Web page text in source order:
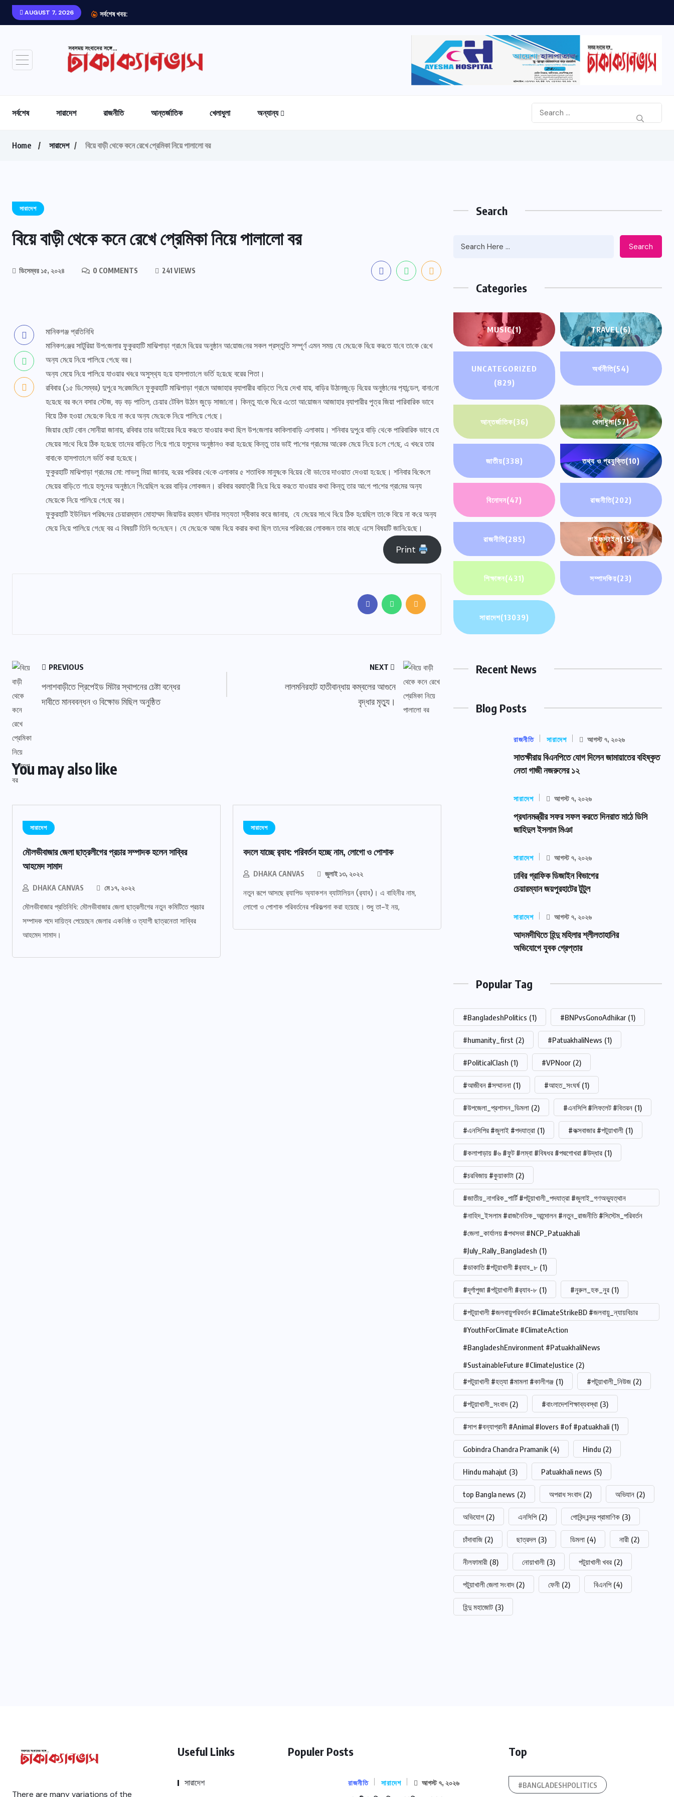
AUGUST 7, 2026 সর্বশেষ খবর:
সর্বশেষ সারাদেশ রাজনীতি আন্তর্জাতিক খেলাধুলা অন্যান্য
Home সারাদেশ বিয়ে বাড়ী থেকে কনে রেখে প্রেমিকা নিয়ে পালালো বর
সারাদেশ
বিয়ে বাড়ী থেকে কনে রেখে প্রেমিকা নিয়ে পালালো বর
ডিসেম্বর ১৫, ২০২৪ 0 COMMENTS 241 VIEWS
মানিকগঞ্জ প্রতিনিধি
মা‌নিকগ‌ঞ্জের সাটু‌রিয়া উপ‌জেলার ফুকুরহা‌টি মা‌ঝিপাড়া গ্রা‌মে বি‌য়ের অনুষ্ঠা‌ন আ‌য়োজ‌নের সকল প্রস্তু‌তি সম্পূর্ণ এমন সময় যে মে‌য়ে‌কে বি‌য়ে কর‌তে যা‌বে তা‌কে রে‌খে
অন‌্য মে‌য়ে নি‌য়ে পা‌লি‌য়ে গে‌ছে বর।
অন‌্য মেয়ে নি‌য়ে পা‌লি‌য়ে যাওয়ার খব‌রে অসুস্থ‌্য হ‌য়ে হাসপাতা‌লে ভ‌র্তি হ‌য়ে‌ছে বরের পিতা।
র‌বিবার (১৫ ডি‌সেম্বর) দুপু‌রে স‌রেজ‌মি‌নে ফুকুরহা‌টি মা‌ঝিপাড়া গ্রা‌মে আজাহার ব‌্যাপারীর বা‌ড়িতে গি‌য়ে দেখা যায়, বা‌ড়ির উঠানজু‌ড়ে বি‌য়ের অনুষ্ঠা‌নের প‌্যা‌ন্ডেল, বানা‌নো
হ‌য়ে‌ছে বর ক‌নে বসার স্টেজ, বড় বড় পা‌তিল, চেয়ার টে‌বিল উঠান জুড়ে সাজা‌নো। কিন্তু যা‌কে ঘি‌রে এ‌তো আ‌য়োজন আজাহার ব‌্যাপা‌রীর পুত্র জিয়া পারিবারিক ভাবে
বিয়ে ঠিক হওয়া মে‌য়ে‌কে বি‌য়ে না ক‌রে অন‌্য মে‌য়ে‌কে নি‌য়ে পা‌লি‌য়ে গে‌ছে।
জিয়ার ছোট বোন সোনীয়া জানায়, র‌বিবার তার ভাইয়ের বি‌য়ে কর‌তে যাওয়ার কথা ছিল উপ‌জেলার কা‌কিলাবা‌ড়ি এলাকায়। শ‌নিবার দুপু‌রে বা‌ড়ি থে‌কে পা‌রিবা‌রিক ভাবে যে
মে‌য়ে‌র সা‌থে বি‌য়ে ঠিক হ‌য়ে‌ছে তা‌দের বা‌ড়ি‌তে গি‌য়ে গা‌য়ে হলুদের অনুষ্ঠানও করা হ‌য়ে‌ছে কিন্তু তার ভাই পা‌শের গ্রা‌মের আ‌রেক মে‌য়ে নি‌য়ে চ‌লে গে‌ছে, এ খব‌রে তার
বাবা‌কে হাসপাতা‌লে ভ‌র্তি করা হ‌য়ে‌ছে।
ফুকুরহা‌টি মা‌ঝিপাড়া গ্রা‌মের মো: লাভলু মিয়া জানায়, ব‌রের প‌রিবার থে‌কে এলাকার ৫ শতা‌ধিক মানুষ‌কে বি‌য়ের বৌ ভা‌তের দাওয়াত দেওয়া হ‌য়ে‌ছে। শনিবার বি‌কে‌লে
মে‌য়ের বা‌ড়ি‌তে গা‌য়ে হলু‌দের অনুষ্ঠা‌নে গি‌য়ে‌ছিল ব‌রের বা‌ড়ির লোকজন। র‌বিবার বরযাত্রী নি‌য়ে বি‌য়ে কর‌তে যাওয়ার কথা কিন্তু তার আ‌গে পা‌শের গ্রা‌মের অন‌্য
মে‌য়ে‌কে নি‌য়ে পা‌লি‌য়ে গে‌ছে বর।
ফুকুরহা‌টি ইউ‌নিয়ন প‌রিষ‌দের চেয়ারম্যান মোহাম্মদ জিয়াউর রহমান ঘটনার সত্যতা স্বীকার করে জান‌ায়, যে মে‌য়ের সা‌থে বি‌য়ে ঠিক হ‌য়ে‌ছিল তা‌কে বিয়ে না ক‌রে অন‌্য
মে‌য়ে নি‌য়ে পা‌লি‌য়ে গে‌ছে বর এ বিষ‌য়‌টি তি‌নি শু‌নে‌ছেন। যে মে‌য়ে‌কে আজ বি‌য়ে করার কথা ছিল তা‌দের প‌রিবা‌রের লোকজন তার কা‌ছে এসে বিষয়‌টি জা‌নি‌য়ে‌ছে।
Print
PREVIOUS
পলাশবাড়ীতে প্রিপেইড মিটার স্থাপনের চেষ্টা বন্ধের
দাবীতে মানববন্ধন ও বিক্ষোভ মিছিল অনুষ্ঠিত
NEXT
লালমনিরহাট হাতীবান্ধায় কম্বলের আগুনে
বৃদ্ধার মৃত্যু।
You may also like
সারাদেশ
মৌলভীবাজার জেলা ছাত্রলীগের প্রচার সম্পাদক হলেন সাব্বির
আহমেদ সামাদ
DHAKA CANVAS মে ১৭, ২০২২
মৌলভীবাজার প্রতিনিধি: মৌলভীবাজার জেলা ছাত্রলীগের নতুন কমিটিতে প্রচার
সম্পাদক পদে দায়িত্ব পেয়েছেন জেলার একনিষ্ঠ ও ত্যাগী ছাত্রনেতা সাব্বির
আহমেদ সামাদ।
সারাদেশ
বদলে যাচ্ছে র‌্যাব: পরিবর্তন হচ্ছে নাম, লোগো ও পোশাক
DHAKA CANVAS জুলাই ১৩, ২০২২
নতুন রূপে আসছে র‌্যাপিড অ্যাকশন ব্যাটালিয়ন (র‌্যাব)। এ বাহিনীর নাম,
লোগো ও পোশাক পরিবর্তনের পরিকল্পনা করা হয়েছে। শুধু তা-ই নয়,
Search
Search
Categories
MUSIC(1) TRAVEL(6)
UNCATEGORIZED
(829)
অর্থনীতি(54)
আন্তর্জাতিক(36) খেলাধুলা(57)
জাতীয়(338) তথ্য ও প্রযুক্তি(10)
বিনোদন(47) রাজনীতি(202)
রাজনীতি(285) লাইফস্টাইল(15)
শিক্ষাঙ্গন(431) সম্পাদকিয়(23)
সারাদেশ(13039)
Recent News
Blog Posts
রাজনীতি সারাদেশ আগস্ট ৭, ২০২৬
সাতক্ষীরায় বিএনপিতে যোগ দিলেন জামায়াতের বহিষ্কৃত
নেতা গাজী নজরুলের ১২
সারাদেশ আগস্ট ৭, ২০২৬
প্রধানমন্ত্রীর সফর সফল করতে দিনরাত মাঠে ডিসি
জাহিদুল ইসলাম মিঞা
সারাদেশ আগস্ট ৭, ২০২৬
ঢাবির গ্রাফিক ডিজাইন বিভাগের
চেয়ারম্যান জয়পুরহাটের টুটুল
সারাদেশ আগস্ট ৭, ২০২৬
আদমদীঘিতে হিন্দু মহিলার শ্লীলতাহানির
অভিযোগে যুবক গ্রেপ্তার
Popular Tag
#BangladeshPolitics (1) #BNPvsGonoAdhikar (1)
#humanity_first (2) #PatuakhaliNews (1)
#PoliticalClash (1) #VPNoor (2)
#আজীবন #সম্মাননা (1) #আহত_সংঘর্ষ (1)
#উপজেলা_প্রশাসন_ডিমলা (2) #এনসিপি #লিফলেট #বিতরন (1)
#এনসিপির #জুলাই #পদযাত্রা (1) #কক্সবাজার #পটুয়াখালী (1)
#কলাপাড়ায় #৬ #ফুট #লম্বা #বিষধর #পদ্মগোখরা #উদ্ধার (1)
#চরবিজায় #কুয়াকাটা (2)
#জাতীয়_নাগরিক_পার্টি #পটুয়াখালী_পদযাত্রা #জুলাই_গণঅভ্যুত্থান
#নাহিদ_ইসলাম #রাজনৈতিক_আন্দোলন #নতুন_রাজনীতি #সিস্টেম_পরিবর্তন
#জেলা_কার্যালয় #পথসভা #NCP_Patuakhali
#July_Rally_Bangladesh (1)
#ডাকাতি #পটুয়াখালী #র‍্যাব_৮ (1)
#দূর্গাপুজা #পটুয়াখালী #র‍্যাব-৮ (1) #নুরুল_হক_নুর (1)
#পটুয়াখালী #জলবায়ুপরিবর্তন #ClimateStrikeBD #জলবায়ু_ন্যায়বিচার
#YouthForClimate #ClimateAction
#BangladeshEnvironment #PatuakhaliNews
#SustainableFuture #ClimateJustice (2)
#পটুয়াখালী #হত্যা #মামলা #কালীগঞ্জ (1) #পটুয়াখালী_নিউজ (2)
#পটুয়াখালী_সংবাদ (2) #বাংলাদেশশিক্ষাব্যবস্থা (3)
#সাপ #বন্যাপ্রানী #Animal #lovers #of #patuakhali (1)
Gobindra Chandra Pramanik (4) Hindu (2)
Hindu mahajut (3) Patuakhali news (5)
top Bangla news (2) অপরাধ সংবাদ (2) অভিযান (2)
অভিযোগ (2) এনসিপি (2) গোবিন্দ চন্দ্র প্রামাণিক (3)
চাঁদাবাজি (2) ছাত্রদল (3) ডিমলা (4) নারী (2)
নীলফামারী (8) নোয়াখালী (3) পটুয়াখালী খবর (2)
পটুয়াখালী জেলা সংবাদ (2) ফেনী (2) বিএনপি (4)
হিন্দু মহাজোট (3)
There are many variations of the
Useful Links
সারাদেশ
Populer Posts
রাজনীতি সারাদেশ আগস্ট ৭, ২০২৬
Top
#BANGLADESHPOLITICS